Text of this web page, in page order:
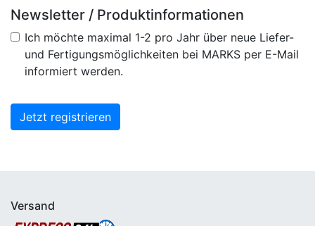
Newsletter / Produktinformationen
Ich möchte maximal 1-2 pro Jahr über neue Liefer-
und Fertigungsmöglichkeiten bei MARKS per E-Mail
informiert werden.
Jetzt registrieren
Versand